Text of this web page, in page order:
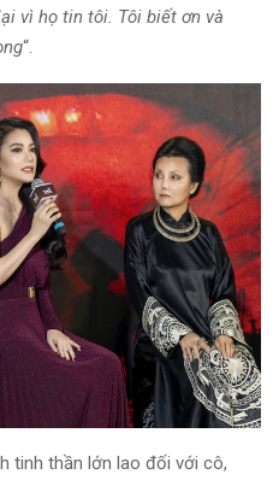
vì họ tin tôi. Tôi biết ơn và
“.
tinh thần lớn lao đối với cô,